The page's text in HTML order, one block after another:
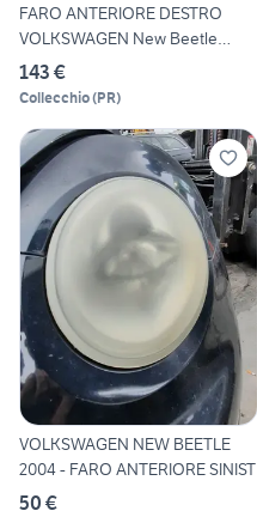
FARO ANTERIORE DESTRO
VOLKSWAGEN New Beetle
Cabrio
143 €
Collecchio(PR)
VOLKSWAGEN NEW BEETLE
2004 - FARO ANTERIORE SINIST
50 €